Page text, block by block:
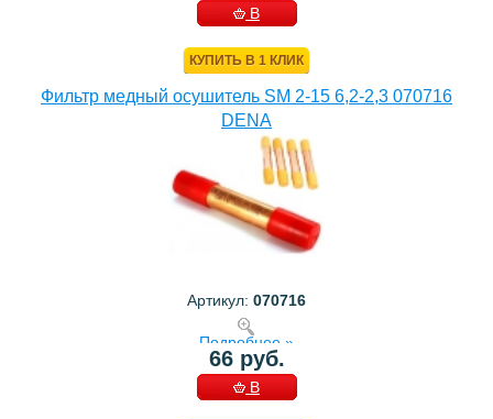
В
КУПИТЬ В 1 КЛИК
Фильтр медный осушитель SM 2-15 6,2-2,3 070716
DENA
Артикул: 070716
Подробнее »
66 руб.
В